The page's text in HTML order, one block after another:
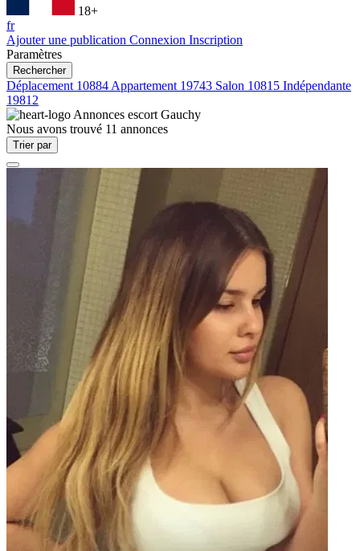
18+
fr
Ajouter une publication Connexion Inscription
Paramètres
Rechercher
Déplacement 10884 Appartement 19743 Salon 10815 Indépendante
19812
Annonces escort Gauchy
Nous avons trouvé 11 annonces
Trier par